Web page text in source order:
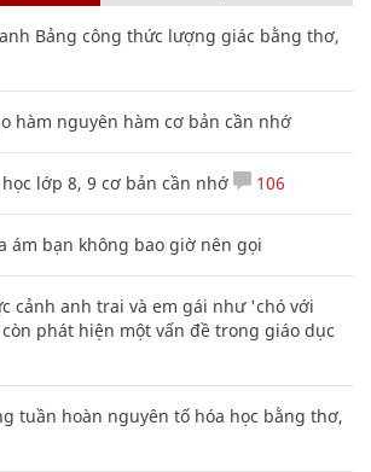
Bảng công thức lượng giác bằng thơ,
hàm nguyên hàm cơ bản cần nhớ
lớp 8, 9 cơ bản cần nhớ 106
ám bạn không bao giờ nên gọi
cảnh anh trai và em gái như 'chó với
phát hiện một vấn đề trong giáo dục
tuần hoàn nguyên tố hóa học bằng thơ,